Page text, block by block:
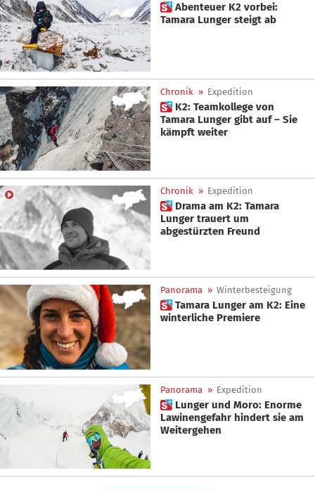
 Abenteuer K2 vorbei:
Tamara Lunger steigt ab
Chronik » Expedition
 K2: Teamkollege von
Tamara Lunger gibt auf – Sie
kämpft weiter
Chronik » Expedition
 Drama am K2: Tamara
Lunger trauert um
abgestürzten Freund
Panorama » Winterbesteigung
 Tamara Lunger am K2: Eine
winterliche Premiere
Panorama » Expedition
 Lunger und Moro: Enorme
Lawinengefahr hindert sie am
Weitergehen